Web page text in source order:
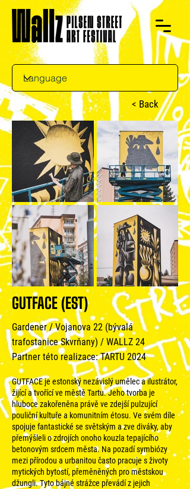
< Back
GUTFACE (EST)
Gardener / Vojanova 22 (bývalá
trafostanice Skvrňany) / WALLZ 24
Partner této realizace: TARTU 2024
GUTFACE je estonský nezávislý umělec a ilustrátor,
žijící a tvořící ve městě Tartu. Jeho tvorba je
hluboce zakořeněna právě ve zdejší pulzující
pouliční kultuře a komunitním étosu. Ve svém díle
spojuje fantastické se světským a zve diváky, aby
přemýšleli o zdrojích onoho kouzla tepajícího
betonovým srdcem města. Na pozadí symbiózy
mezi přírodou a urbanitou často pracuje s životy
mytických bytostí, přeměněných pro městskou
džungli. Tyto bájné strážce převádí z jejich